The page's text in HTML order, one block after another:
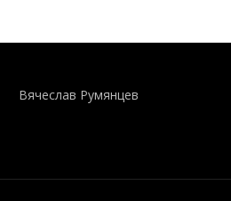
Вячеслав Румянцев